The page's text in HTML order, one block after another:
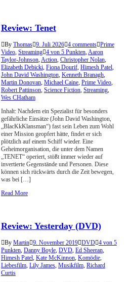
Review: Tenet
By Thomas 9. Juli 2026 4 comments Prime
Video, Streaming 4 von 5 Punkten,Aaron
Taylor-Johnson,Action, Christopher Nolan,
Elizabeth Debicki, Fiona Dourif, Himesh Patel,
John David Washington, Kenneth Branagh,
Martin Donovan, Michael Caine, Prime Video,
Robert Pattinson, Science Fiction, Streaming,
Wes CHatham
Inhalt: Nachdem ein Spezialist für besonders
gefährliche Einsätze (John David Washington,
„BlacKkKlansman“) fast sein Leben zum Wohl
einer Mission geopfert hätte, findet er sich
plötzlich auf einem Schiff wieder. Eine
Geheimorganisation, die unter dem Namen
„TENET“ operiert, stößt immer wieder auf
invertierte Gegenstände und Personen. Diese
können sich rückwärts durch die Zeit bewegen,
was bei […]
Read More
Review: Yesterday (DVD)
By Martin 9. November 2019 DVD 4 von 5
Punkten, Danny Boyle, DVD, Ed Sheeran,
Himesh Patel, Kate McKinnon, Komödie,
Liebesfilm, Lily James, Musikfilm, Richard
Curtis